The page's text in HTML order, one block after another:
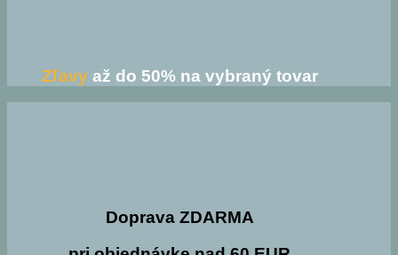
Zľavyaž do 50% na vybraný tovar
Doprava ZDARMA